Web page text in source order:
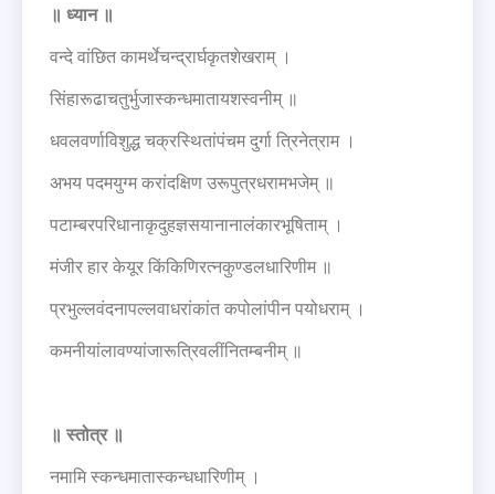
॥ ध्यान॥
वन्दे वांछित कामर्थेचन्द्रार्घकृतशेखराम् ।
सिंहारूढाचतुर्भुजास्कन्धमातायशस्वनीम् ॥
धवलवर्णाविशुद्ध चक्रस्थितांपंचम दुर्गा त्रिनेत्राम ।
अभय पदमयुग्म करांदक्षिण उरूपुत्रधरामभजेम् ॥
पटाम्बरपरिधानाकृदुहज्ञसयानानालंकारभूषिताम् ।
मंजीर हार केयूर किंकिणिरत्नकुण्डलधारिणीम ॥
प्रभुल्लवंदनापल्लवाधरांकांत कपोलांपीन पयोधराम् ।
कमनीयांलावण्यांजारूत्रिवलींनितम्बनीम् ॥
॥ स्तोत्र॥
नमामि स्कन्धमातास्कन्धधारिणीम् ।